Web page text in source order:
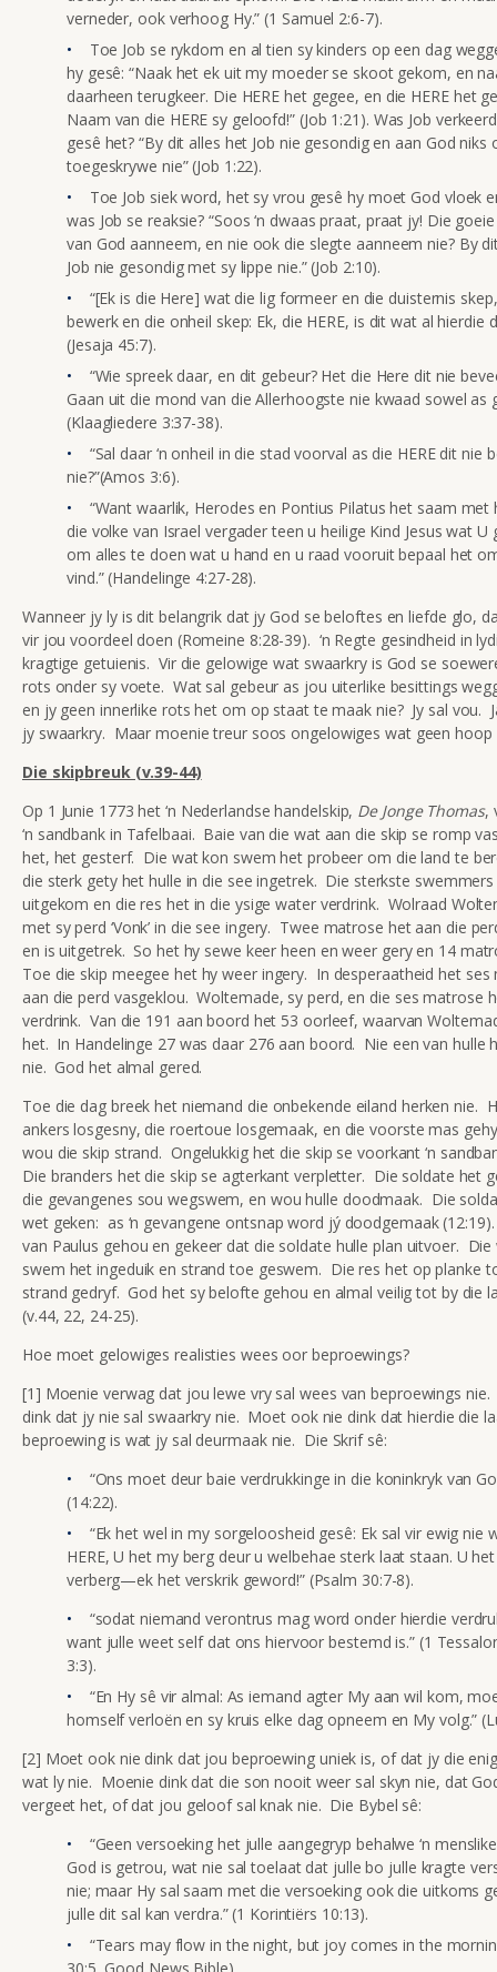
verneder, ook verhoog Hy.” (1 Samuel 2:6-7).
Toe Job se rykdom en al tien sy kinders op een dag
hy gesê: “Naak het ek uit my moeder se skoot gekom, en
daarheen terugkeer. Die HERE het gegee, en die HERE het
Naam van die HERE sy geloofd!” (Job 1:21). Was Job
gesê het? “By dit alles het Job nie gesondig en aan God niks
toegeskrywe nie” (Job 1:22).
Toe Job siek word, het sy vrou gesê hy moet God vloek
was Job se reaksie? “Soos ‘n dwaas praat, praat jy! Die
van God aanneem, en nie ook die slegte aanneem nie? By
Job nie gesondig met sy lippe nie.” (Job 2:10).
“[Ek is die Here] wat die lig formeer en die duisternis
bewerk en die onheil skep: Ek, die HERE, is dit wat al hierdie
(Jesaja 45:7).
“Wie spreek daar, en dit gebeur? Het die Here dit nie
Gaan uit die mond van die Allerhoogste nie kwaad sowel as
(Klaagliedere 3:37-38).
“Sal daar ‘n onheil in die stad voorval as die HERE dit nie
nie?”(Amos 3:6).
“Want waarlik, Herodes en Pontius Pilatus het saam met
die volke van Israel vergader teen u heilige Kind Jesus wat U
om alles te doen wat u hand en u raad vooruit bepaal het
vind.” (Handelinge 4:27-28).
Wanneer jy ly is dit belangrik dat jy God se beloftes en liefde glo,
vir jou voordeel doen (Romeine 8:28-39). ‘n Regte gesindheid in
kragtige getuienis. Vir die gelowige wat swaarkry is God se
rots onder sy voete. Wat sal gebeur as jou uiterlike besittings
en jy geen innerlike rots het om op staat te maak nie? Jy sal vou.
jy swaarkry. Maar moenie treur soos ongelowiges wat geen hoop
Die skipbreuk (v.39-44)
Op 1 Junie 1773 het ‘n Nederlandse handelskip, De Jonge Thomas,
‘n sandbank in Tafelbaai. Baie van die wat aan die skip se romp
het, het gesterf. Die wat kon swem het probeer om die land te
die sterk gety het hulle in die see ingetrek. Die sterkste
uitgekom en die res het in die ysige water verdrink. Wolraad
met sy perd ‘Vonk’ in die see ingery. Twee matrose het aan die
en is uitgetrek. So het hy sewe keer heen en weer gery en 14
Toe die skip meegee het hy weer ingery. In desperaatheid het ses
aan die perd vasgeklou. Woltemade, sy perd, en die ses matrose
verdrink. Van die 191 aan boord het 53 oorleef, waarvan
het. In Handelinge 27 was daar 276 aan boord. Nie een van hulle
nie. God het almal gered.
Toe die dag breek het niemand die onbekende eiland herken nie.
ankers losgesny, die roertoue losgemaak, en die voorste mas
wou die skip strand. Ongelukkig het die skip se voorkant ‘n
Die branders het die skip se agterkant verpletter. Die soldate het
die gevangenes sou wegswem, en wou hulle doodmaak. Die
wet geken: as ‘n gevangene ontsnap word jý doodgemaak
van Paulus gehou en gekeer dat die soldate hulle plan uitvoer.
swem het ingeduik en strand toe geswem. Die res het op planke
strand gedryf. God het sy belofte gehou en almal veilig tot by die
(v.44, 22, 24-25).
Hoe moet gelowiges realisties wees oor beproewings?
[1] Moenie verwag dat jou lewe vry sal wees van beproewings
dink dat jy nie sal swaarkry nie. Moet ook nie dink dat hierdie die
beproewing is wat jy sal deurmaak nie. Die Skrif sê:
“Ons moet deur baie verdrukkinge in die koninkryk van
(14:22).
“Ek het wel in my sorgeloosheid gesê: Ek sal vir ewig nie
HERE, U het my berg deur u welbehae sterk laat staan. U
verberg—ek het verskrik geword!” (Psalm 30:7-8).
“sodat niemand verontrus mag word onder hierdie
want julle weet self dat ons hiervoor bestemd is.” (1
3:3).
“En Hy sê vir almal: As iemand agter My aan wil kom,
homself verloën en sy kruis elke dag opneem en My volg.”
[2] Moet ook nie dink dat jou beproewing uniek is, of dat jy die
wat ly nie. Moenie dink dat die son nooit weer sal skyn nie, dat
vergeet het, of dat jou geloof sal knak nie. Die Bybel sê:
“Geen versoeking het julle aangegryp behalwe ‘n
God is getrou, wat nie sal toelaat dat julle bo julle kragte
nie; maar Hy sal saam met die versoeking ook die uitkoms
julle dit sal kan verdra.” (1 Korintiërs 10:13).
“Tears may flow in the night, but joy comes in the
30:5, Good News Bible).